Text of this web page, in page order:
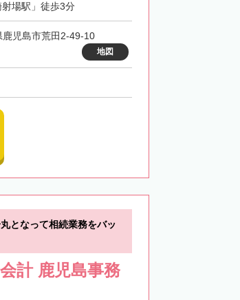
場駅」徒歩3分
児島市荒田2-49-10
地図
となって相続業務をバッ
計 鹿児島事務